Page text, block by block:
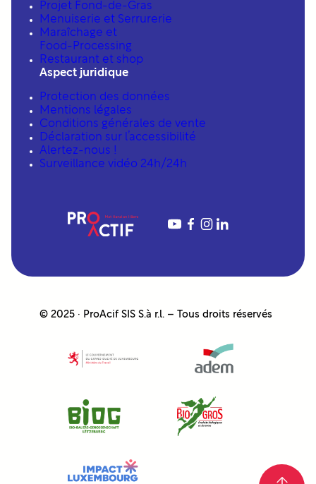
Projet Fond-de-Gras
Menuiserie et Serrurerie
Maraîchage et
Food-Processing
Restaurant et shop
Aspect juridique
Protection des données
Mentions légales
Conditions générales de vente
Déclaration sur l’accessibilité
Alertez-nous !
Surveillance vidéo 24h/24h
YouTube
Facebook
Instagram
LinkedIn
© 2025 · ProAcif SIS S.à r.l. – Tous droits réservés